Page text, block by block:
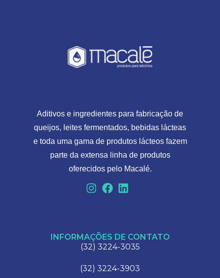
Aditivos e ingredientes para fabricação de
queijos, leites fermentados, bebidas lácteas
e toda uma gama de produtos lácteos fazem
parte da extensa linha de produtos
oferecidos pelo Macalé.
INFORMAÇÕES DE CONTATO
(32) 3224-3035
(32) 3224-3903